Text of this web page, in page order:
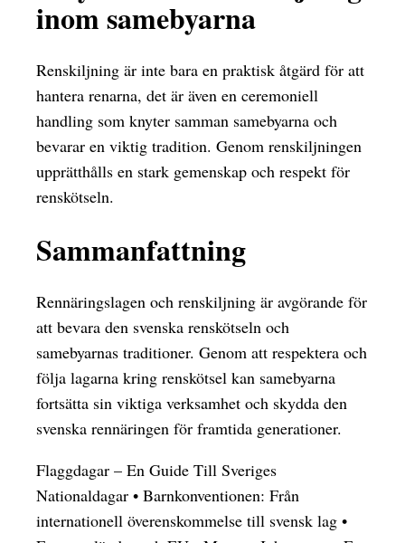
inom samebyarna
Renskiljning är inte bara en praktisk åtgärd för att
hantera renarna, det är även en ceremoniell
handling som knyter samman samebyarna och
bevarar en viktig tradition. Genom renskiljningen
upprätthålls en stark gemenskap och respekt för
renskötseln.
Sammanfattning
Rennäringslagen och renskiljning är avgörande för
att bevara den svenska renskötseln och
samebyarnas traditioner. Genom att respektera och
följa lagarna kring renskötsel kan samebyarna
fortsätta sin viktiga verksamhet och skydda den
svenska rennäringen för framtida generationer.
Flaggdagar – En Guide Till Sveriges
Nationaldagar • Barnkonventionen: Från
internationell överenskommelse till svensk lag •